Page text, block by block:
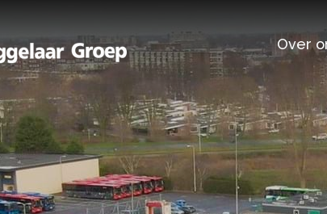
Duurzaamheid
Certificatie
Over